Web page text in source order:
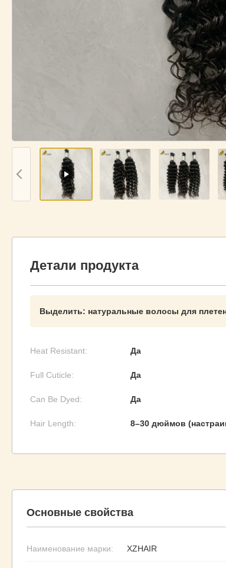
Детали продукта
Выделить: натуральные волосы для
Heat Resistant: Да
Full Cuticle: Да
Can Be Dyed: Да
Hair Length: 8–30 дюймов
Основные свойства
Наименование марки: XZHAIR